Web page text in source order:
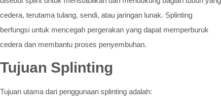
cedera, terutama tulang, sendi, atau jaringan lunak. Splinting
berfungsi untuk mencegah pergerakan yang dapat memperburuk
cedera dan membantu proses penyembuhan.
Tujuan Splinting
Tujuan utama dari penggunaan splinting adalah: